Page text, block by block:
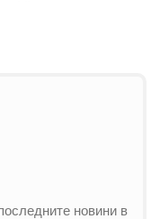
новини в